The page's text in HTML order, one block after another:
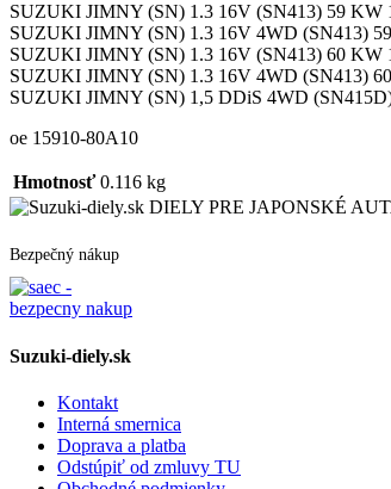
SUZUKI JIMNY (SN) 1.3 16V (SN413) 59 KW
SUZUKI JIMNY (SN) 1.3 16V 4WD (SN413)
SUZUKI JIMNY (SN) 1.3 16V (SN413) 60 KW
SUZUKI JIMNY (SN) 1.3 16V 4WD (SN413)
SUZUKI JIMNY (SN) 1,5 DDiS 4WD
oe 15910-80A10
Hmotnosť 0.116 kg
DIELY PRE JAPONSKÉ
Bezpečný nákup
Suzuki-diely.sk
Kontakt
Interná smernica
Doprava a platba
Odstúpiť od zmluvy TU